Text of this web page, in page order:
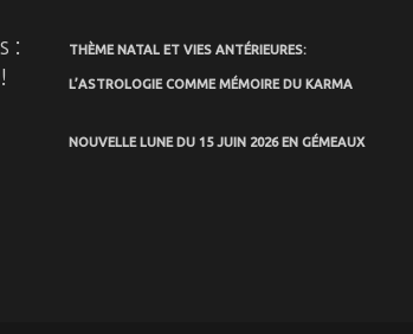
:
THÈME NATAL ET VIES ANTÉRIEURES:
L’ASTROLOGIE COMME MÉMOIRE DU KARMA
NOUVELLE LUNE DU 15 JUIN 2026 EN GÉMEAUX